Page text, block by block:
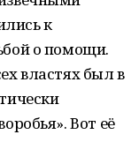
к
о помощи.
властях был в
Вот её